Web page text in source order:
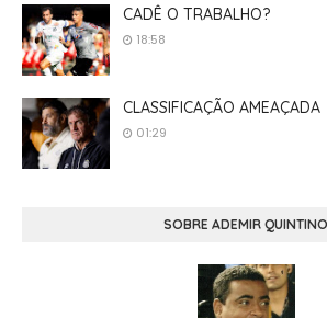
CADÊ O TRABALHO?
18:58
CLASSIFICAÇÃO AMEAÇADA
01:29
SOBRE ADEMIR QUINTINO